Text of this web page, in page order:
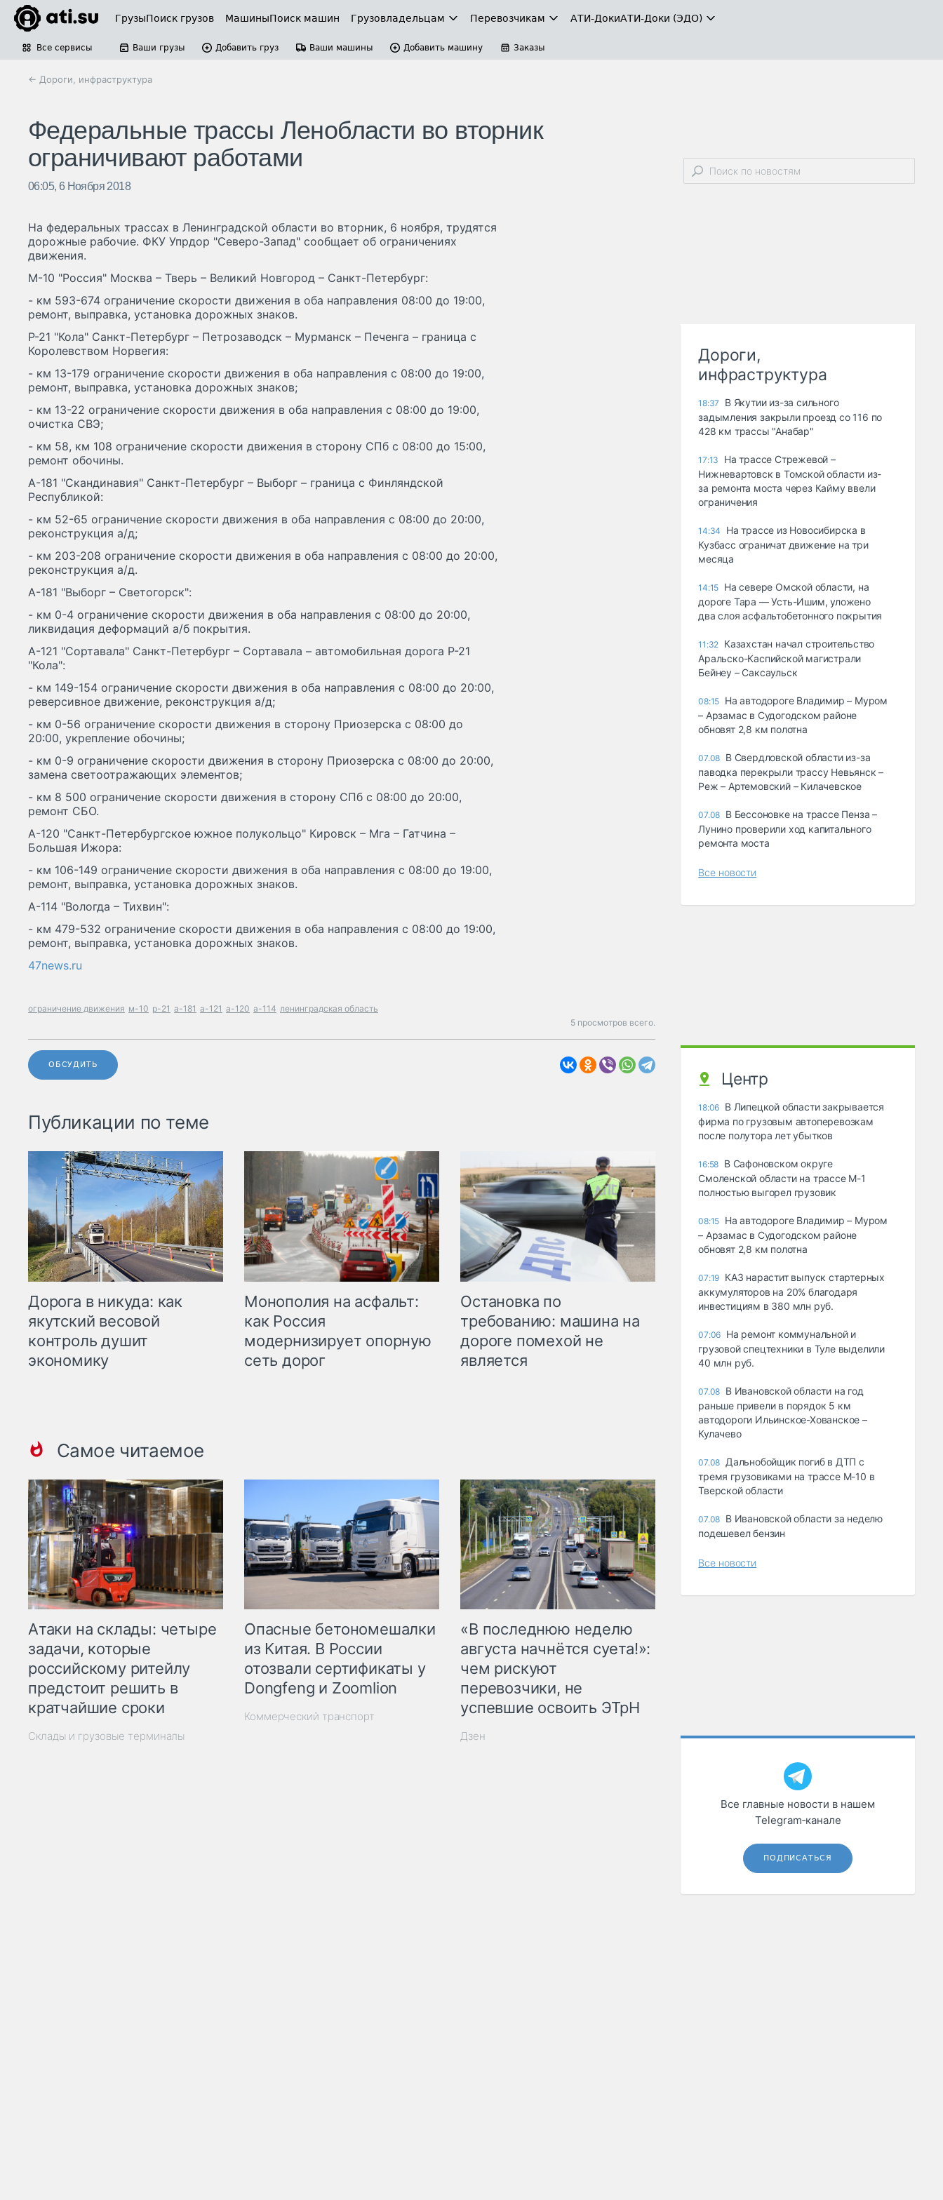
ГрузыПоиск грузов МашиныПоиск машин Грузовладельцам Перевозчикам АТИ-ДокиАТИ-Доки (ЭДО)
Все сервисы Ваши грузы Добавить груз Ваши машины Добавить машину Заказы
← Дороги, инфраструктура
Федеральные трассы Ленобласти во вторник
ограничивают работами
06:05, 6 Ноября 2018
На федеральных трассах в Ленинградской области во вторник, 6 ноября, трудятся
дорожные рабочие. ФКУ Упрдор "Северо-Запад" сообщает об ограничениях
движения.
М-10 "Россия" Москва – Тверь – Великий Новгород – Санкт-Петербург:
- км 593-674 ограничение скорости движения в оба направления 08:00 до 19:00,
ремонт, выправка, установка дорожных знаков.
Р-21 "Кола" Санкт-Петербург – Петрозаводск – Мурманск – Печенга – граница с
Королевством Норвегия:
- км 13-179 ограничение скорости движения в оба направления с 08:00 до 19:00,
ремонт, выправка, установка дорожных знаков;
- км 13-22 ограничение скорости движения в оба направления с 08:00 до 19:00,
очистка СВЭ;
- км 58, км 108 ограничение скорости движения в сторону СПб с 08:00 до 15:00,
ремонт обочины.
А-181 "Скандинавия" Санкт-Петербург – Выборг – граница с Финляндской
Республикой:
- км 52-65 ограничение скорости движения в оба направления с 08:00 до 20:00,
реконструкция а/д;
- км 203-208 ограничение скорости движения в оба направления с 08:00 до 20:00,
реконструкция а/д.
А-181 "Выборг – Светогорск":
- км 0-4 ограничение скорости движения в оба направления с 08:00 до 20:00,
ликвидация деформаций а/б покрытия.
А-121 "Сортавала" Санкт-Петербург – Сортавала – автомобильная дорога Р-21
"Кола":
- км 149-154 ограничение скорости движения в оба направления с 08:00 до 20:00,
реверсивное движение, реконструкция а/д;
- км 0-56 ограничение скорости движения в сторону Приозерска с 08:00 до
20:00, укрепление обочины;
- км 0-9 ограничение скорости движения в сторону Приозерска с 08:00 до 20:00,
замена светоотражающих элементов;
- км 8 500 ограничение скорости движения в сторону СПб с 08:00 до 20:00,
ремонт СБО.
А-120 "Санкт-Петербургское южное полукольцо" Кировск – Мга – Гатчина –
Большая Ижора:
- км 106-149 ограничение скорости движения в оба направления с 08:00 до 19:00,
ремонт, выправка, установка дорожных знаков.
А-114 "Вологда – Тихвин":
- км 479-532 ограничение скорости движения в оба направления с 08:00 до 19:00,
ремонт, выправка, установка дорожных знаков.
47news.ru
ограничение движения м-10 р-21 а-181 а-121 а-120 а-114 ленинградская область
5 просмотров всего.
ОБСУДИТЬ
Публикации по теме
Дорога в никуда: как
якутский весовой
контроль душит
экономику
Монополия на асфальт:
как Россия
модернизирует опорную
сеть дорог
Остановка по
требованию: машина на
дороге помехой не
является
Самое читаемое
Атаки на склады: четыре
задачи, которые
российскому ритейлу
предстоит решить в
кратчайшие сроки
Склады и грузовые терминалы
Опасные бетономешалки
из Китая. В России
отозвали сертификаты у
Dongfeng и Zoomlion
Коммерческий транспорт
«В последнюю неделю
августа начнётся суета!»:
чем рискуют
перевозчики, не
успевшие освоить ЭТрН
Дзен
Дороги,
инфраструктура
18:37
В Якутии из-за сильного
задымления закрыли проезд со 116 по
428 км трассы "Анабар"
17:13
На трассе Стрежевой –
Нижневартовск в Томской области из-
за ремонта моста через Кайму ввели
ограничения
14:34
На трассе из Новосибирска в
Кузбасс ограничат движение на три
месяца
14:15 На севере Омской области, на
дороге Тара — Усть-Ишим, уложено
два слоя асфальтобетонного покрытия
11:32 Казахстан начал строительство
Аральско-Каспийской магистрали
Бейнеу – Саксаульск
08:15 На автодороге Владимир – Муром
– Арзамас в Судогодском районе
обновят 2,8 км полотна
07.08 В Свердловской области из-за
паводка перекрыли трассу Невьянск –
Реж – Артемовский – Килачевское
07.08 В Бессоновке на трассе Пенза –
Лунино проверили ход капитального
ремонта моста
Все новости
Центр
18:06 В Липецкой области закрывается
фирма по грузовым автоперевозкам
после полутора лет убытков
16:58 В Сафоновском округе
Смоленской области на трассе М-1
полностью выгорел грузовик
08:15 На автодороге Владимир – Муром
– Арзамас в Судогодском районе
обновят 2,8 км полотна
07:19 КАЗ нарастит выпуск стартерных
аккумуляторов на 20% благодаря
инвестициям в 380 млн руб.
07:06 На ремонт коммунальной и
грузовой спецтехники в Туле выделили
40 млн руб.
07.08 В Ивановской области на год
раньше привели в порядок 5 км
автодороги Ильинское-Хованское –
Кулачево
07.08 Дальнобойщик погиб в ДТП с
тремя грузовиками на трассе М-10 в
Тверской области
07.08 В Ивановской области за неделю
подешевел бензин
Все новости
Все главные новости в нашем
Telegram‑канале
ПОДПИСАТЬСЯ